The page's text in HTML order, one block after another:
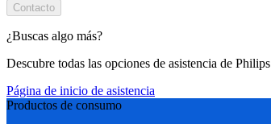
Contacto
¿Buscas algo más?
Descubre todas las opciones de asistencia de Philips
Página de inicio de asistencia
Productos de consumo